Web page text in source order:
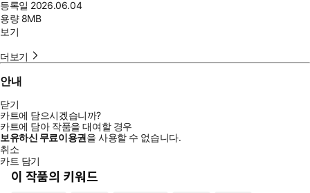
등록일 2026.06.04
용량 8MB
보기
더보기
안내
닫기
카트에 담으시겠습니까?
카트에 담아 작품을 대여할 경우
보유하신 무료이용권을 사용할 수 없습니다.
취소
카트 담기
이 작품의 키워드